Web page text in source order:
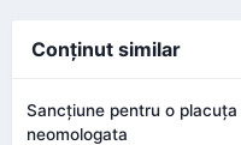
Conţinut similar
Sancțiune pentru o
neomologata